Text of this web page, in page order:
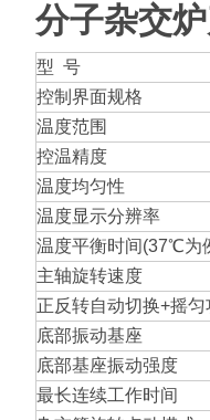
分子杂交炉
型 号
控制界面规格
温度范围
控温精度
温度均匀性
温度显示分辨率
温度平衡时间(37℃为
主轴旋转速度
正反转自动切换+摇匀
底部振动基座
底部基座振动强度
最长连续工作时间